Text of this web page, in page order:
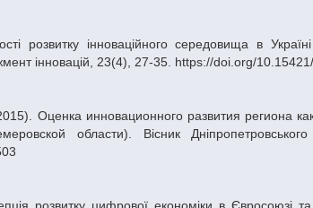
інновацій, 23(4), 27-35. https://doi.org/
области). Вісник